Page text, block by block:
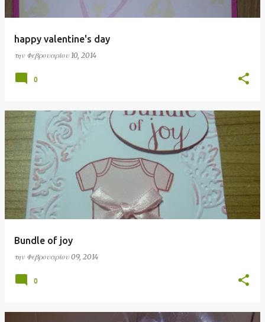
happy valentine's day
την Φεβρουαρίου 10, 2014
0
Bundle of joy
την Φεβρουαρίου 09, 2014
0